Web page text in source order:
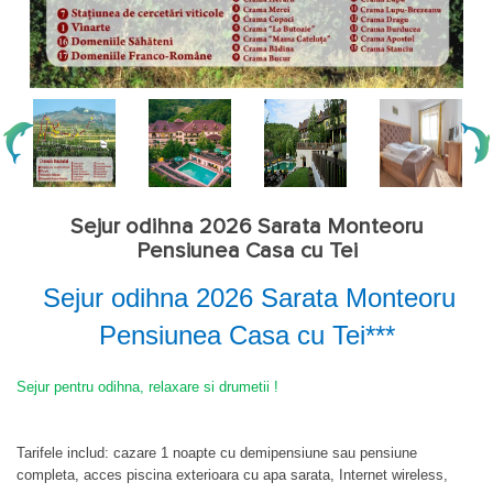
Sejur odihna 2026 Sarata Monteoru
Pensiunea Casa cu Tei
Sejur odihna 2026 Sarata Monteoru
Pensiunea Casa cu Tei***
Sejur pentru odihna, relaxare si drumetii !
Tarifele includ: cazare 1 noapte cu demipensiune sau pensiune
completa, acces piscina exterioara cu apa sarata, Internet wireless,